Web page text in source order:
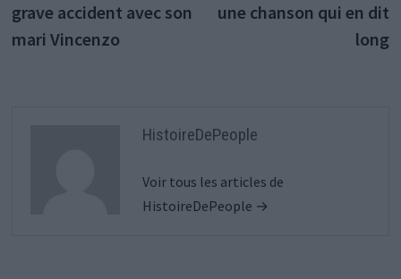
grave accident avec son
mari Vincenzo
une chanson qui en dit
long
HistoireDePeople
Voir tous les articles de
HistoireDePeople →